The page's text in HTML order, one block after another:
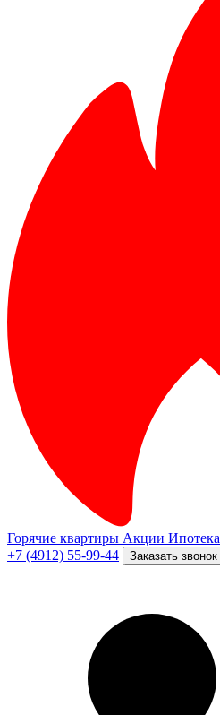
Горячие квартиры Акции Ипотека
+7 (4912) 55-99-44
Заказать звонок